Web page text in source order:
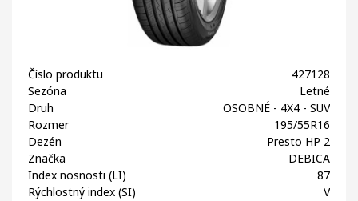
Číslo produktu
427128
Sezóna
Letné
Druh
OSOBNÉ - 4X4 - SUV
Rozmer
195/55R16
Dezén
Presto HP 2
Značka
DEBICA
Index nosnosti (LI)
87
Rýchlostný index (SI)
V